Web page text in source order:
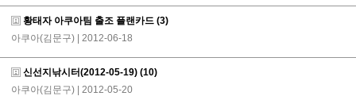
황태자 아쿠아팀 출조 플랜카드 (3)
아쿠아(김문구) | 2012-06-18
신선지낚시터(2012-05-19) (10)
아쿠아(김문구) | 2012-05-20